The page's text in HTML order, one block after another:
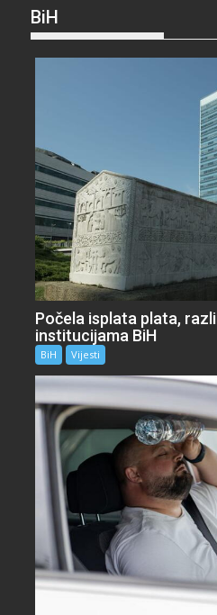
BiH
Počela isplata plata,
institucijama BiH
BiH Vijesti